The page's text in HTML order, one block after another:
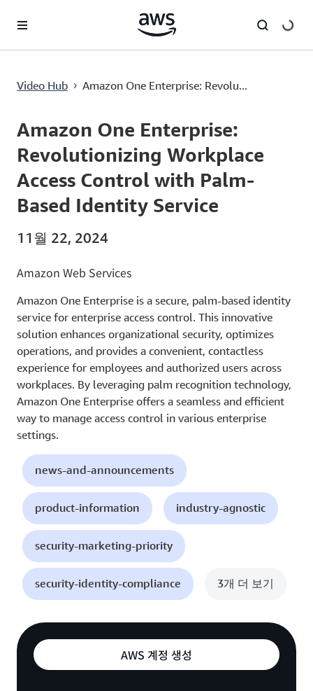
Video Hub › Amazon One Enterprise: Revolu...
Current
0:00 / Duration
0:32
Amazon One Enterprise:
Revolutionizing Workplace
Access Control with Palm-
Based Identity Service
11월 22, 2024
Amazon Web Services
Amazon One Enterprise is a secure, palm-based identity
service for enterprise access control. This innovative
solution enhances organizational security, optimizes
operations, and provides a convenient, contactless
experience for employees and authorized users across
workplaces. By leveraging palm recognition technology,
Amazon One Enterprise offers a seamless and efficient
way to manage access control in various enterprise
settings.
news-and-announcements
product-information industry-agnostic
security-marketing-priority
security-identity-compliance 3개 더 보기
AWS 계정 생성